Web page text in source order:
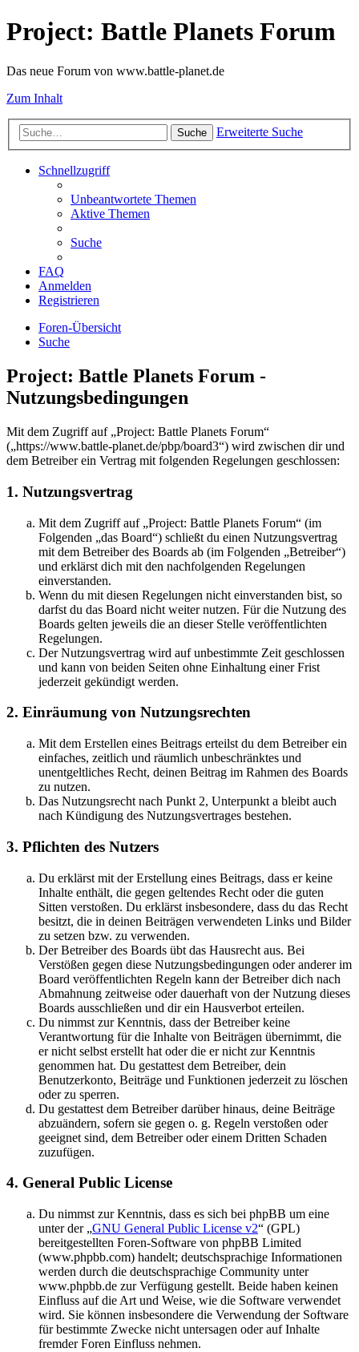
Project: Battle Planets Forum
Das neue Forum von www.battle-planet.de
Zum Inhalt
Suche Erweiterte Suche
Schnellzugriff
Unbeantwortete Themen
Aktive Themen
Suche
FAQ
Anmelden
Registrieren
Foren-Übersicht
Suche
Project: Battle Planets Forum -
Nutzungsbedingungen
Mit dem Zugriff auf „Project: Battle Planets Forum“
(„https://www.battle-planet.de/pbp/board3“) wird zwischen dir und
dem Betreiber ein Vertrag mit folgenden Regelungen geschlossen:
1. Nutzungsvertrag
Mit dem Zugriff auf „Project: Battle Planets Forum“ (im
Folgenden „das Board“) schließt du einen Nutzungsvertrag
mit dem Betreiber des Boards ab (im Folgenden „Betreiber“)
und erklärst dich mit den nachfolgenden Regelungen
einverstanden.
Wenn du mit diesen Regelungen nicht einverstanden bist, so
darfst du das Board nicht weiter nutzen. Für die Nutzung des
Boards gelten jeweils die an dieser Stelle veröffentlichten
Regelungen.
Der Nutzungsvertrag wird auf unbestimmte Zeit geschlossen
und kann von beiden Seiten ohne Einhaltung einer Frist
jederzeit gekündigt werden.
2. Einräumung von Nutzungsrechten
Mit dem Erstellen eines Beitrags erteilst du dem Betreiber ein
einfaches, zeitlich und räumlich unbeschränktes und
unentgeltliches Recht, deinen Beitrag im Rahmen des Boards
zu nutzen.
Das Nutzungsrecht nach Punkt 2, Unterpunkt a bleibt auch
nach Kündigung des Nutzungsvertrages bestehen.
3. Pflichten des Nutzers
Du erklärst mit der Erstellung eines Beitrags, dass er keine
Inhalte enthält, die gegen geltendes Recht oder die guten
Sitten verstoßen. Du erklärst insbesondere, dass du das Recht
besitzt, die in deinen Beiträgen verwendeten Links und Bilder
zu setzen bzw. zu verwenden.
Der Betreiber des Boards übt das Hausrecht aus. Bei
Verstößen gegen diese Nutzungsbedingungen oder anderer im
Board veröffentlichten Regeln kann der Betreiber dich nach
Abmahnung zeitweise oder dauerhaft von der Nutzung dieses
Boards ausschließen und dir ein Hausverbot erteilen.
Du nimmst zur Kenntnis, dass der Betreiber keine
Verantwortung für die Inhalte von Beiträgen übernimmt, die
er nicht selbst erstellt hat oder die er nicht zur Kenntnis
genommen hat. Du gestattest dem Betreiber, dein
Benutzerkonto, Beiträge und Funktionen jederzeit zu löschen
oder zu sperren.
Du gestattest dem Betreiber darüber hinaus, deine Beiträge
abzuändern, sofern sie gegen o. g. Regeln verstoßen oder
geeignet sind, dem Betreiber oder einem Dritten Schaden
zuzufügen.
4. General Public License
Du nimmst zur Kenntnis, dass es sich bei phpBB um eine
unter der „GNU General Public License v2“ (GPL)
bereitgestellten Foren-Software von phpBB Limited
(www.phpbb.com) handelt; deutschsprachige Informationen
werden durch die deutschsprachige Community unter
www.phpbb.de zur Verfügung gestellt. Beide haben keinen
Einfluss auf die Art und Weise, wie die Software verwendet
wird. Sie können insbesondere die Verwendung der Software
für bestimmte Zwecke nicht untersagen oder auf Inhalte
fremder Foren Einfluss nehmen.